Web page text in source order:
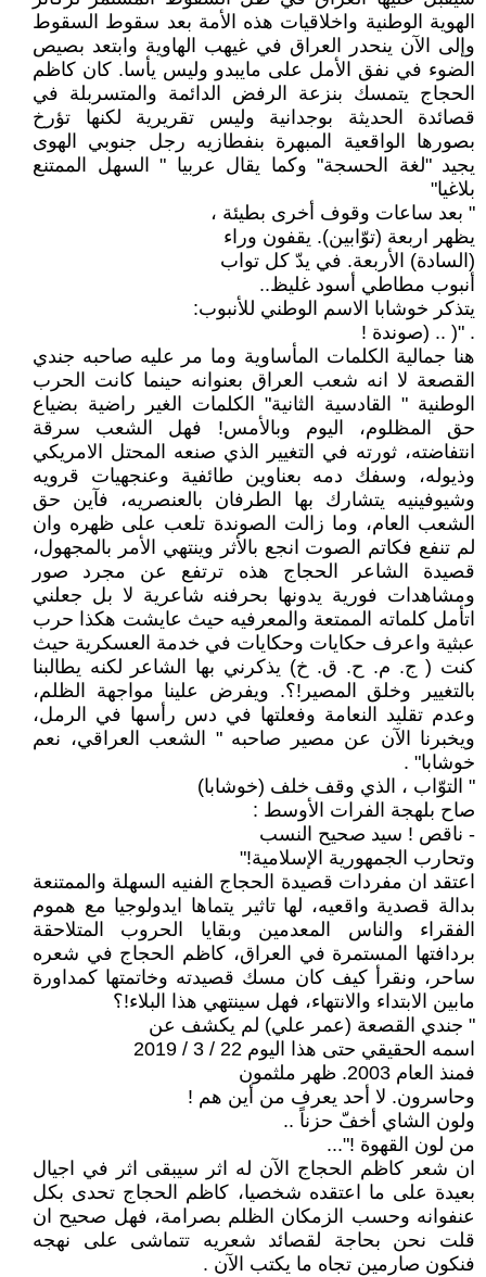
الهوية الوطنية واخلاقيات هذه الأمة بعد سقوط السقوط
وإلى الآن ينحدر العراق في غيهب الهاوية وابتعد بصيص
الضوء في نفق الأمل على مايبدو وليس يأسا. كان كاظم
الحجاج يتمسك بنزعة الرفض الدائمة والمتسربلة في
قصائدة الحديثة بوجدانية وليس تقريرية لكنها تؤرخ
بصورها الواقعية المبهرة بنفطازيه رجل جنوبي الهوى
يجيد "لغة الحسجة" وكما يقال عربيا " السهل الممتنع
بلاغيا"
" بعد ساعات وقوف أخرى بطيئة ،
يظهر اربعة (توّابين). يقفون وراء
(السادة) الأربعة. في يدّ كل تواب
أنبوب مطاطي أسود غليظ..
يتذكر خوشابا الاسم الوطني للأنبوب:
. "( .. (صوندة !
هنا جمالية الكلمات المأساوية وما مر عليه صاحبه جندي
القصعة لا انه شعب العراق بعنوانه حينما كانت الحرب
الوطنية " القادسية الثانية" الكلمات الغير راضية بضياع
حق المظلوم، اليوم وبالأمس! فهل الشعب سرقة
انتفاضته، ثورته في التغيير الذي صنعه المحتل الامريكي
وذيوله، وسفك دمه بعناوين طائفية وعنجهيات قرويه
وشيوفينيه يتشارك بها الطرفان بالعنصريه، فآين حق
الشعب العام، وما زالت الصوندة تلعب على ظهره وان
لم تنفع فكاتم الصوت انجع بالأثر وينتهي الأمر بالمجهول،
قصيدة الشاعر الحجاج هذه ترتفع عن مجرد صور
ومشاهدات فورية يدونها بحرفنه شاعرية لا بل جعلني
اتأمل كلماته الممتعة والمعرفيه حيث عايشت هكذا حرب
عبثية واعرف حكايات وحكايات في خدمة العسكرية حيث
كنت ( ج. م. ح. ق. خ) يذكرني بها الشاعر لكنه يطالبنا
بالتغيير وخلق المصير!؟. ويفرض علينا مواجهة الظلم،
وعدم تقليد النعامة وفعلتها في دس رأسها في الرمل،
ويخبرنا الآن عن مصير صاحبه " الشعب العراقي، نعم
خوشابا" .
" التوّاب ، الذي وقف خلف (خوشابا)
صاح بلهجة الفرات الأوسط :
- ناقص ! سيد صحيح النسب
وتحارب الجمهورية الإسلامية!"
اعتقد ان مفردات قصيدة الحجاج الفنيه السهلة والممتنعة
بدالة قصدية واقعيه، لها تاثير يتماها ايدولوجيا مع هموم
الفقراء والناس المعدمين وبقايا الحروب المتلاحقة
بردافتها المستمرة في العراق، كاظم الحجاج في شعره
ساحر، ونقرأ كيف كان مسك قصيدته وخاتمتها كمداورة
مابين الابتداء والانتهاء، فهل سينتهي هذا البلاء!؟
" جندي القصعة (عمر علي) لم يكشف عن
اسمه الحقيقي حتى هذا اليوم 22 / 3 / 2019
فمنذ العام 2003. ظهر ملثمون
وحاسرون. لا أحد يعرف من أين هم !
ولون الشاي أخفّ حزناً ..
من لون القهوة !"...
ان شعر كاظم الحجاج الآن له اثر سيبقى اثر في اجيال
بعيدة على ما اعتقده شخصيا، كاظم الحجاج تحدى بكل
عنفوانه وحسب الزمكان الظلم بصرامة، فهل صحيح ان
قلت نحن بحاجة لقصائد شعريه تتماشى على نهجه
فنكون صارمين تجاه ما يكتب الآن .